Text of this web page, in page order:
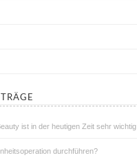
ist in der heutigen Zeit sehr wichtig
durchführen?